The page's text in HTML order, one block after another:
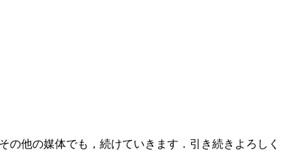
他の媒体でも，続けていきます．引き続きよろしく